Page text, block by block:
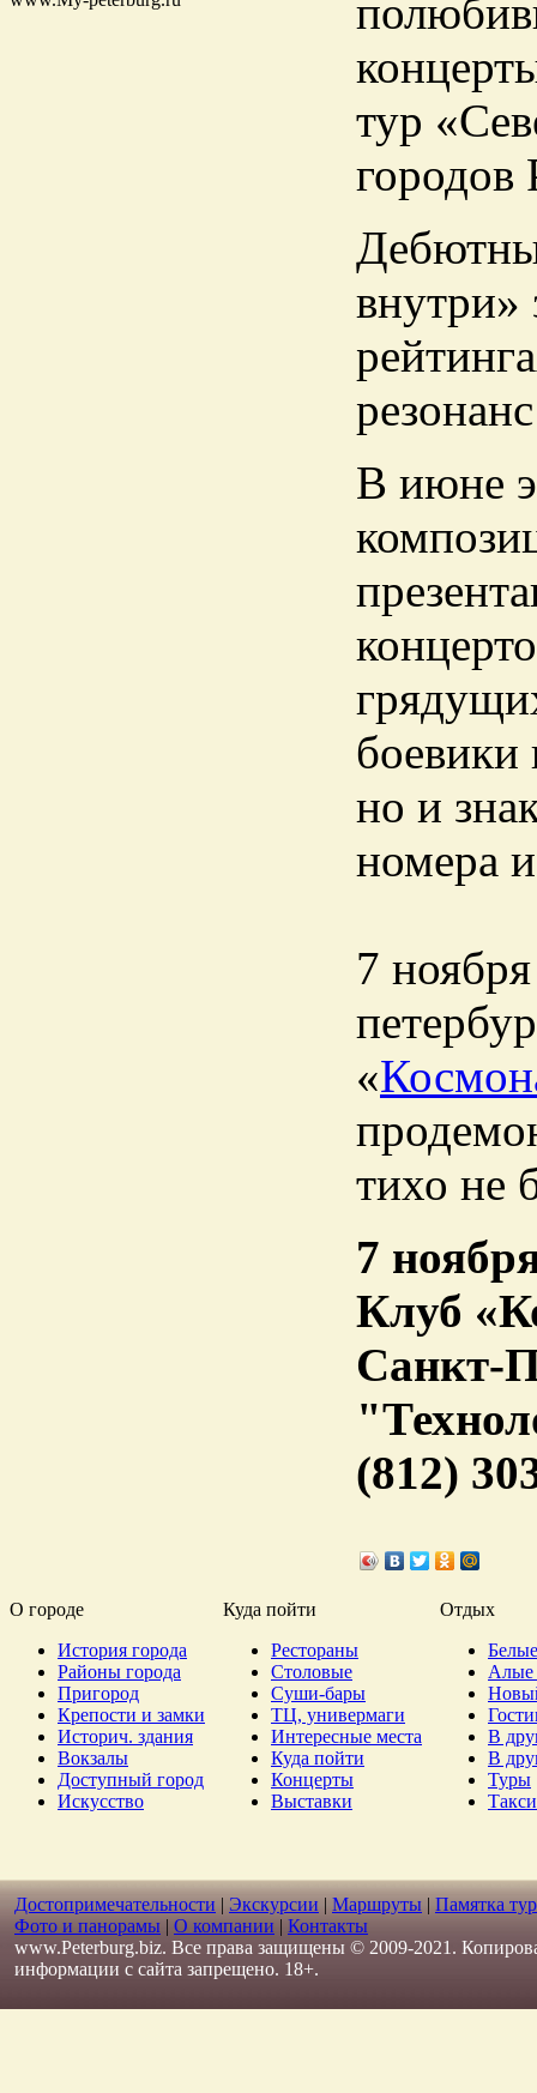
тур
городов
внутри»
В июне
боевики
но и
номера
7
«
тихо не
7
Клуб
Санкт-
(812)
О городе Куда пойти
Отдых
История города
Районы города
Пригород
Крепости и замки
Историч. здания
Вокзалы
Доступный город
Искусство
Рестораны
Столовые
Суши-бары
ТЦ, универмаги
Интересные места
Куда пойти
Концерты
Выставки
Алые
В
В
Туры
Такси
Достопримечательности | Экскурсии | Маршруты | Памятка
Фото и панорамы | О компании | Контакты
www.Peterburg.biz. Все права защищены © 2009-2021.
информации с сайта запрещено. 18+.